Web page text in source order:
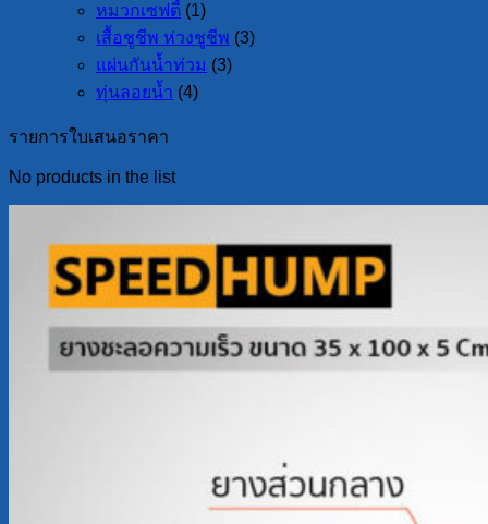
หมวกเซฟตี้ (1)
เสื้อชูชีพ ห่วงชูชีพ (3)
แผ่นกันน้ำท่วม (3)
ทุ่นลอยน้ำ (4)
รายการใบเสนอราคา
No products in the list